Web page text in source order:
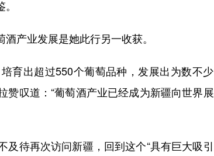
产业发展是她此行另一收获。
出超过550个葡萄品种，发展出为数不
叹道：“葡萄酒产业已经成为新疆向世界
待再次访问新疆，回到这个“具有巨大吸